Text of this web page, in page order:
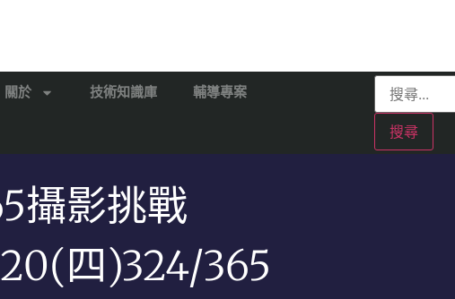
關於 技術知識庫 輔導專案
攝影挑戰
四)324/365